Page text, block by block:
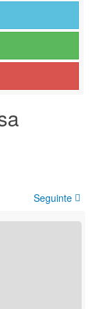
Seguinte